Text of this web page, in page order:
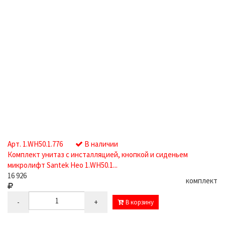
Арт. 1.WH50.1.776
В наличии
Комплект унитаз с инсталляцией, кнопкой и сиденьем
микролифт Santek Нео 1.WH50.1...
16 926
комплект
- + В корзину